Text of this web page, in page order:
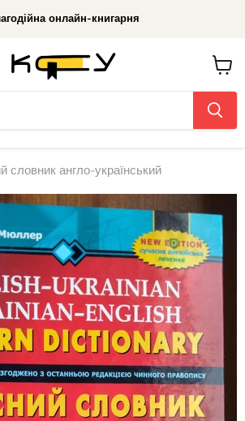
онлайн-книгарня
До
словник англо-український